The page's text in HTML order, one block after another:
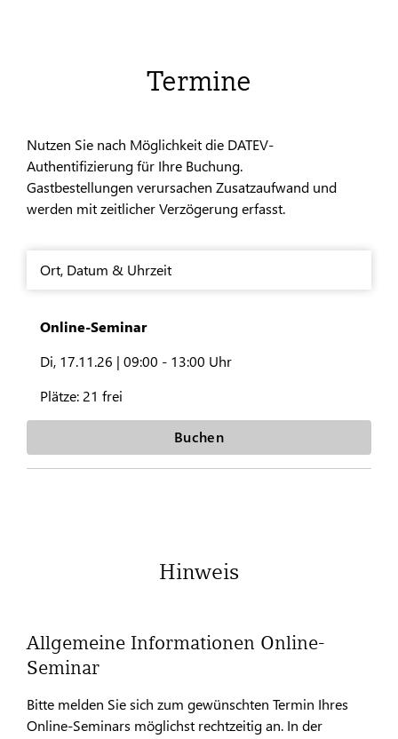
Termine
Nutzen Sie nach Möglichkeit die DATEV-
Authentifizierung für Ihre Buchung.
Gastbestellungen verursachen Zusatzaufwand und
werden mit zeitlicher Verzögerung erfasst.
Ort, Datum & Uhrzeit
Online-Seminar
Di, 17.11.26 | 09:00 - 13:00 Uhr
Plätze: 21 frei
Buchen
Hinweis
Allgemeine Informationen Online-
Seminar
Bitte melden Sie sich zum gewünschten Termin Ihres
Online-Seminars möglichst rechtzeitig an. In der